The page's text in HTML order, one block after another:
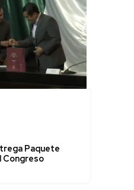
Paquete
Congreso